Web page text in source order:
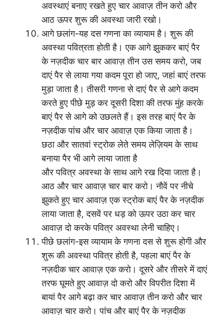
अवस्थाएं बनाए रखते हुए चार आवाज़ तीन करो और
आठ ऊपर शुरू की अवस्था जारी रखो।
आगे छलांग-यह दस गणना का व्यायाम है। शुरू की
अवस्था पवित्रता होती है। एक आगे झुककर बाएं पैर
के नज़दीक चार बार आवाज़ तीन उस समय करो, जब
दाएं पैर से लाया गया कदम पूरा हो जाए, जहां बाएं तरफ
मुड़ा जाता है। तीसरी गणना से दाएं पैर से आगे कदम
करते हुए पीछे मुड़ कर दूसरी दिशा की तरफ मुंह करके
बाएं पैर से आगे को उछलते हैं। इस तरह बाएं पैर के
नज़दीक पांच और चार आवाज़ एक किया जाता है।
छठा और सातवां स्ट्रोक लेते समय लेज़ियम के साथ
बनाया पैर भी आगे लाया जाता है
और पवित्र अवस्था के साथ आगे रख दिया जाता है।
आठ और चार आवाज़ चार बार करो। नौवें पर नीचे
झुकते हुए चार आवाज़ एक स्ट्रोक बाएं पैर के नज़दीक
लाया जाता है, दसवें पर धड़ को ऊपर उठा कर चार
आवाज़ दो करके पवित्र अवस्था लेनी चाहिए।
पीछे छलांग-इस व्यायाम के गणना दस से शुरू होगी और
शुरू की अवस्था पवित्र होती है, पहला बाएं पैर के
नज़दीक चार आवाज़ एक करो। दूसरे और तीसरे में दाएं
तरफ घूमते हुए आवाज़ दो करो और विपरीत दिशा में
बायां पैर आगे बढ़ा कर चार आवाज़ तीन करो और चार
आवाज़ चार करो। पांच और बाएं पैर के नज़दीक